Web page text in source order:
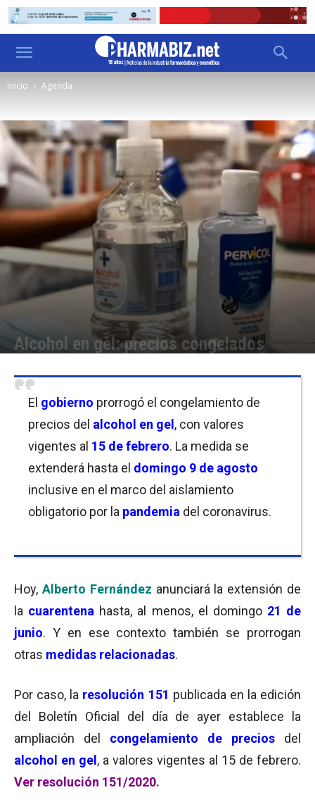
Inicio Agenda
Alcohol en gel: precios congelados
El gobierno prorrogó el congelamiento de
precios del alcohol en gel , con valores
vigentes al 15 de febrero. La medida se
extenderá hasta el domingo 9 de agosto
inclusive en el marco del aislamiento
obligatorio por la pandemia del coronavirus.
Hoy, Alberto Fernández anunciará la extensión de
la cuarentena hasta, al menos, el domingo 21 de
junio. Y en ese contexto también se prorrogan
otras medidas relacionadas.
Por caso, la resolución 151 publicada en la edición
del Boletín Oficial del día de ayer establece la
ampliación del congelamiento de precios del
alcohol en gel , a valores vigentes al 15 de febrero.
Ver resolución 151/2020.